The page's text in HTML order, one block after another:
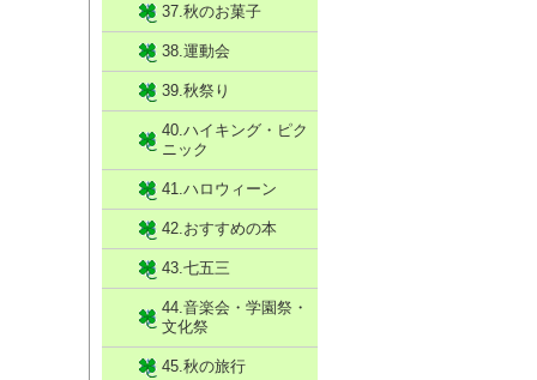
37.秋のお菓子
38.運動会
39.秋祭り
40.ハイキング・ピク
ニック
41.ハロウィーン
42.おすすめの本
43.七五三
44.音楽会・学園祭・
文化祭
45.秋の旅行